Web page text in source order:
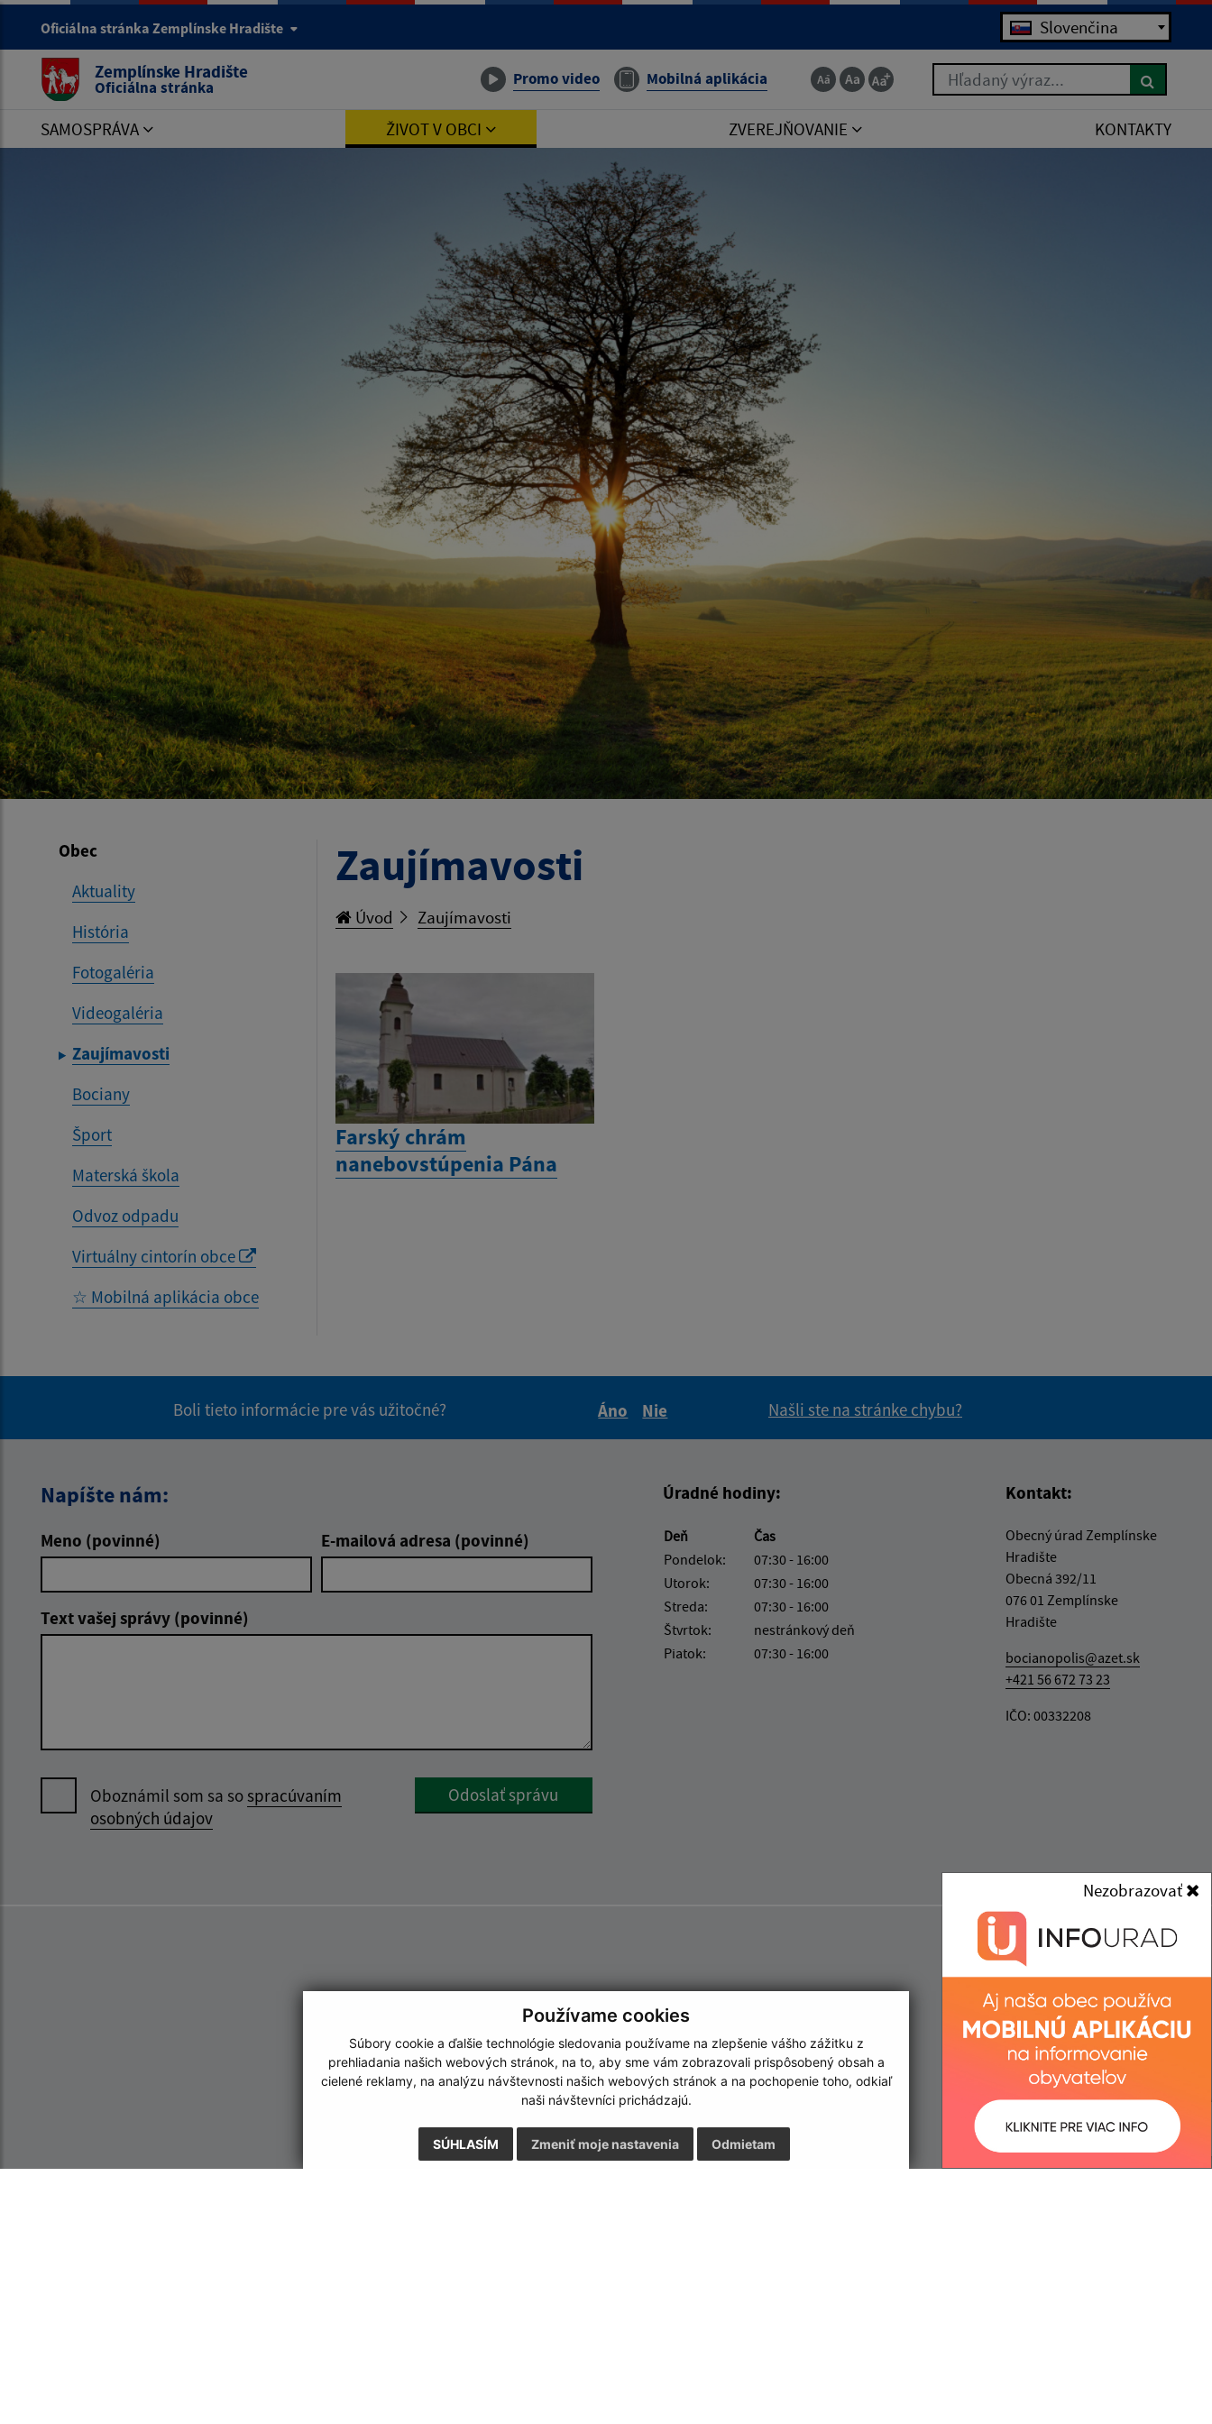
Používame cookies
Súbory cookie a ďalšie technológie sledovania používame na zlepšenie vášho zážitku z
prehliadania našich webových stránok, na to, aby sme vám zobrazovali prispôsobený obsah a
cielené reklamy, na analýzu návštevnosti našich webových stránok a na pochopenie toho, odkiaľ
naši návštevníci prichádzajú.
SÚHLASÍM Odmietam
Zmeniť moje nastavenia
Nezobrazovať
Oficiálna stránka Zemplínske Hradište Jazyk Slovenčina
Zemplínske Hradište
Oficiálna stránka Promo video Mobilná aplikácia Hľadaný výraz...
SAMOSPRÁVA ŽIVOT V OBCI ZVEREJŇOVANIE KONTAKTY
Obec
Aktuality
História
Fotogaléria
Videogaléria
Zaujímavosti
Bociany
Šport
Materská škola
Odvoz odpadu
Virtuálny cintorín obce
☆ Mobilná aplikácia obce
Zaujímavosti
Úvod Zaujímavosti
Farský chrám
nanebovstúpenia Pána
Boli tieto informácie pre vás užitočné?
Áno
Nie
Našli ste na stránke chybu?
Napíšte nám:
Meno (povinné) E-mailová adresa (povinné)
Text vašej správy (povinné)
Oboznámil som sa sospracúvaním
osobných údajov
Odoslať správu
Úradné hodiny:
Deň
Čas
Pondelok:
07:30 - 16:00
Utorok:
07:30 - 16:00
Streda:
07:30 - 16:00
Štvrtok:
nestránkový deň
Piatok:
07:30 - 16:00
Kontakt:
Obecný úrad Zemplínske
Hradište
Obecná 392/11
076 01 Zemplínske
Hradište
bocianopolis@azet.sk
+421 56 672 73 23
IČO: 00332208